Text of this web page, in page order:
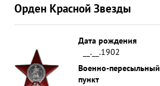
Орден Красной Звезды
Дата рождения
__.__.1902
Военно-пересыльный
пункт